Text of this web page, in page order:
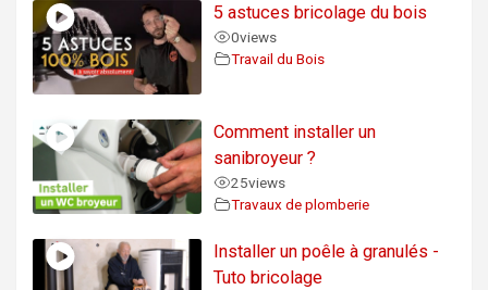
5 astuces bricolage du bois
0views
Travail du Bois
Comment installer un
sanibroyeur ?
25views
Travaux de plomberie
Installer un poêle à granulés -
Tuto bricolage